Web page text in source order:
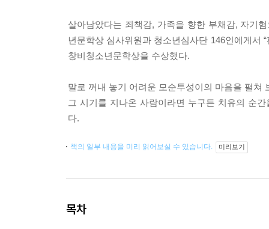
살아남았다는 죄책감, 가족을 향한 부채감, 자기
년문학상 심사위원과 청소년심사단 146인에게서
창비청소년문학상을 수상했다.
말로 꺼내 놓기 어려운 모순투성이의 마음을 펼쳐
그 시기를 지나온 사람이라면 누구든 치유의 순
다.
책의 일부 내용을 미리 읽어보실 수 있습니다. 미리보기
목차